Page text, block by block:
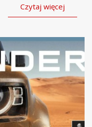
Czytaj więcej